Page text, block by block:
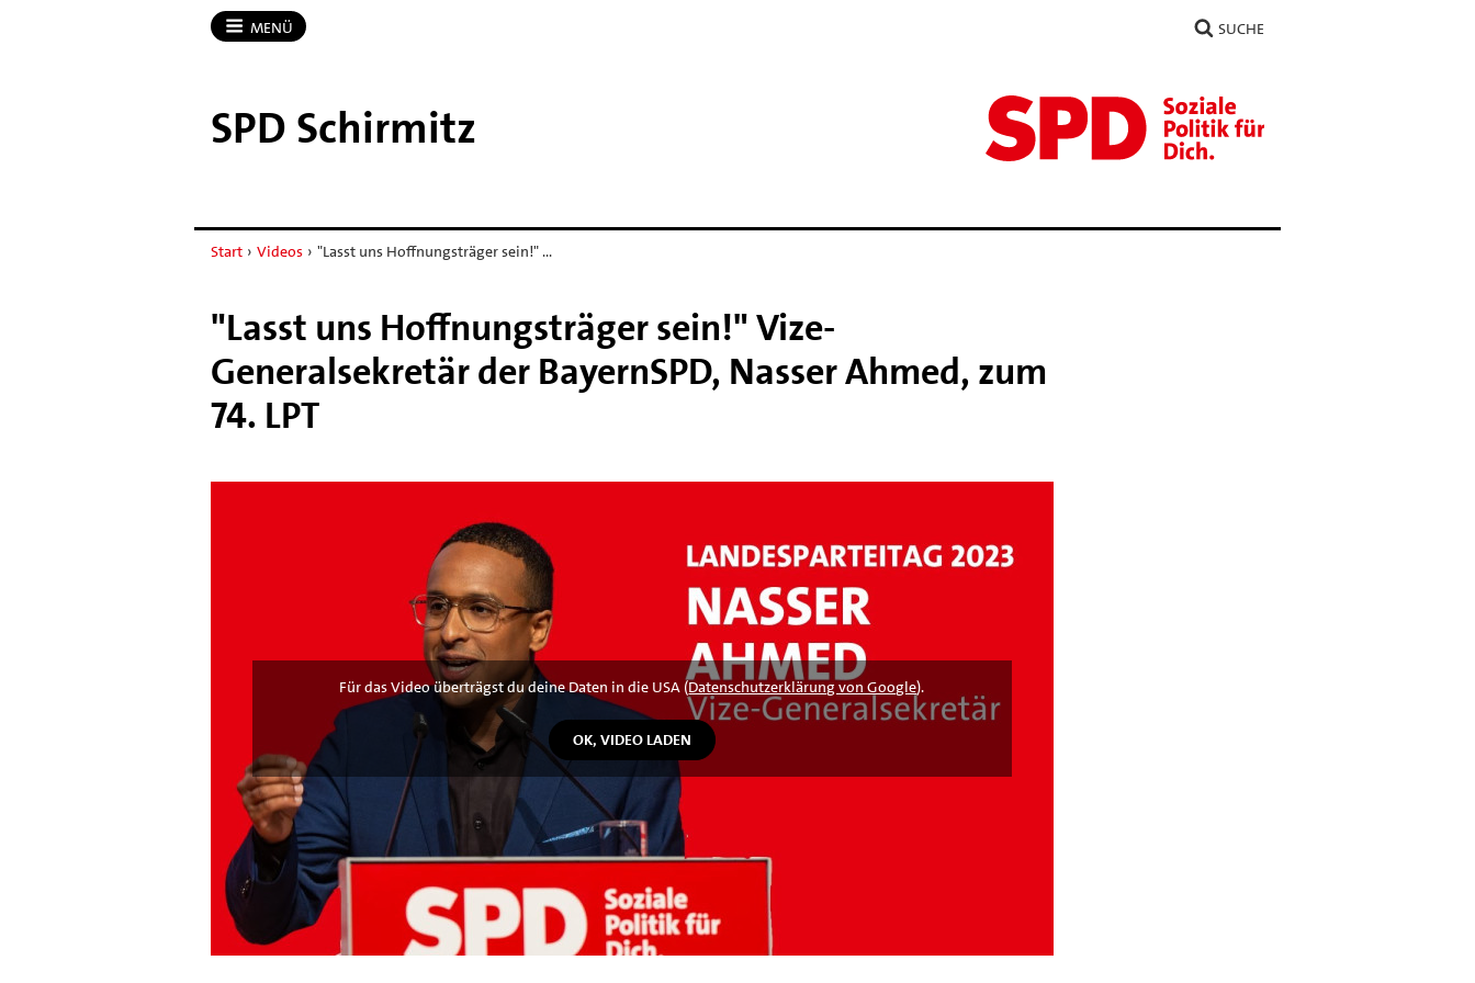
MENÜ SUCHE
SPD Schirmitz
Start › Videos › "Lasst uns Hoffnungsträger sein!" …
"Lasst uns Hoffnungsträger sein!" Vize-
Generalsekretär der BayernSPD, Nasser Ahmed, zum
74. LPT
Für das Video überträgst du deine Daten in die USA (Datenschutzerklärung von Google).